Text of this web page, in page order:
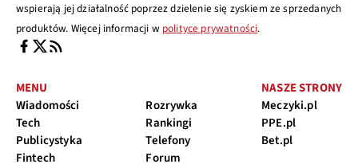
wspierają jej działalność poprzez dzielenie się zyskiem ze sprzedanych
produktów. Więcej informacji w polityce prywatności.
MENU
Wiadomości
Tech
Publicystyka
Fintech
Rozrywka
Rankingi
Telefony
Forum
NASZE STRONY
Meczyki.pl
PPE.pl
Bet.pl